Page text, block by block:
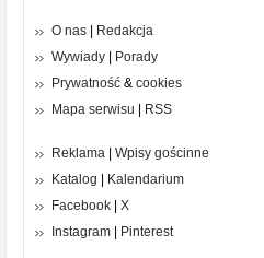
O nas
Redakcja
Wywiady
Porady
Prywatność & cookies
Mapa serwisu
RSS
Reklama
Wpisy gościnne
Katalog
Kalendarium
Facebook
X
Instagram
Pinterest